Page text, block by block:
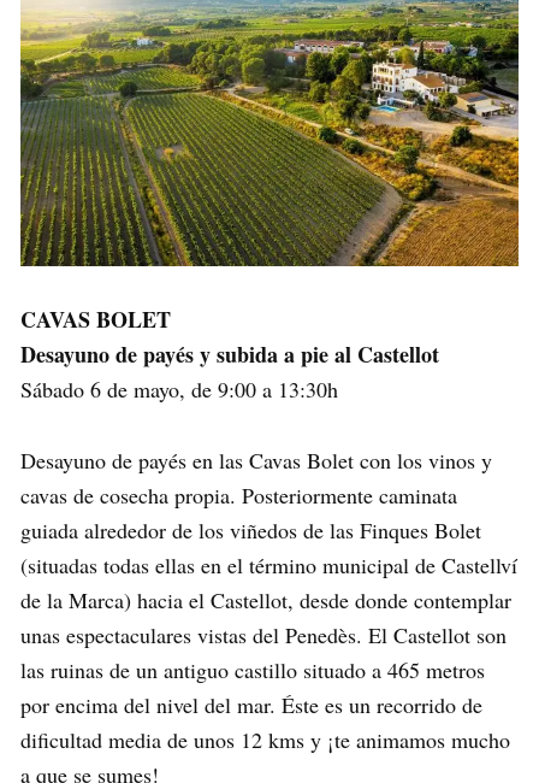
CAVAS BOLET
Desayuno de payés y subida a pie al Castellot
Sábado 6 de mayo, de 9:00 a 13:30h
Desayuno de payés en las Cavas Bolet con los vinos y
cavas de cosecha propia. Posteriormente caminata
guiada alrededor de los viñedos de las Finques Bolet
(situadas todas ellas en el término municipal de Castellví
de la Marca) hacia el Castellot, desde donde contemplar
unas espectaculares vistas del Penedès. El Castellot son
las ruinas de un antiguo castillo situado a 465 metros
por encima del nivel del mar. Éste es un recorrido de
dificultad media de unos 12 kms y ¡te animamos mucho
a que se sumes!